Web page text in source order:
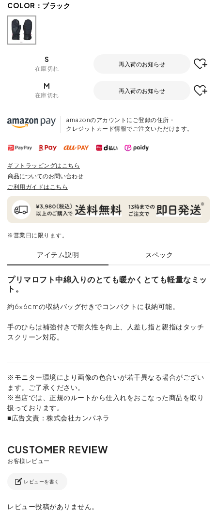
COLOR： ブラック
S
在庫切れ
再入荷のお知らせ
M
在庫切れ
再入荷のお知らせ
amazonのアカウントにご登録の住所・
クレジットカード情報でご注文いただけます。
ギフトラッピングはこちら
商品についてのお問い合わせ
ご利用ガイドはこちら
※営業日に限ります。
アイテム説明 スペック
プリマロフト中綿入りのとても暖かくとても軽量なミッ
ト。
約6×6cmの収納バッグ付きでコンパクトに収納可能。
手のひらは補強付きで耐久性を向上、人差し指と親指はタッチ
スクリーン対応。
※モニター環境により画像の色合いが若干異なる場合がござい
ます。ご了承ください。
※当店では、正規のルートから仕入れをおこなった商品を取り
扱っております。
■広告文責：株式会社カンパネラ
レビューを書く
レビュー投稿がありません。